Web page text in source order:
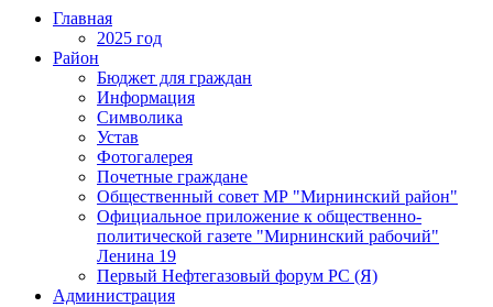
Главная
2025 год
Район
Бюджет для граждан
Информация
Символика
Устав
Фотогалерея
Почетные граждане
Общественный совет МР "Мирнинский район"
Официальное приложение к общественно-
политической газете "Мирнинский рабочий"
Ленина 19
Первый Нефтегазовый форум РС (Я)
Администрация